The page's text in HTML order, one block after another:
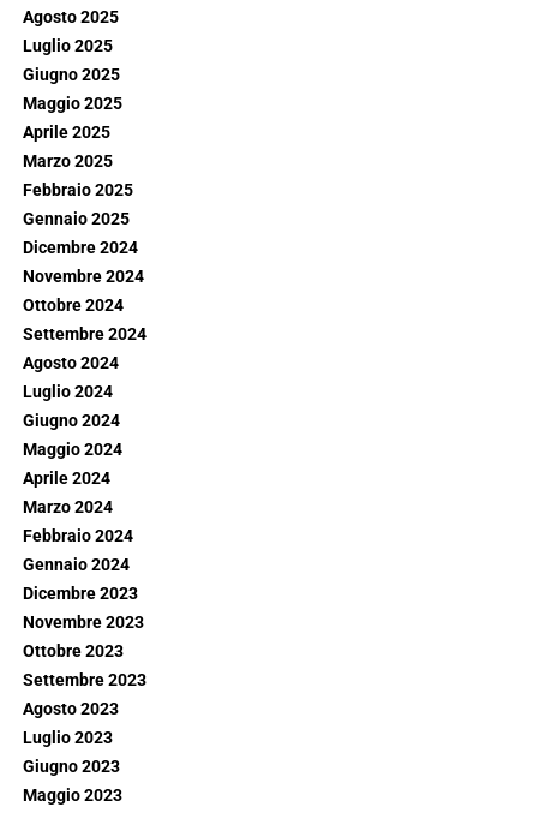
Agosto 2025
Luglio 2025
Giugno 2025
Maggio 2025
Aprile 2025
Marzo 2025
Febbraio 2025
Gennaio 2025
Dicembre 2024
Novembre 2024
Ottobre 2024
Settembre 2024
Agosto 2024
Luglio 2024
Giugno 2024
Maggio 2024
Aprile 2024
Marzo 2024
Febbraio 2024
Gennaio 2024
Dicembre 2023
Novembre 2023
Ottobre 2023
Settembre 2023
Agosto 2023
Luglio 2023
Giugno 2023
Maggio 2023